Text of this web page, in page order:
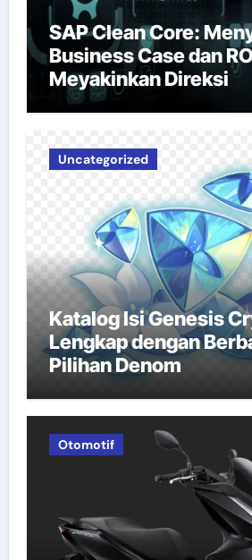
SAP Clean Core:
Business Case dan
Meyakinkan Direksi
Uncategorized
Katalog Isi Genesis
Lengkap dengan
Pilihan Denom
Otomotif